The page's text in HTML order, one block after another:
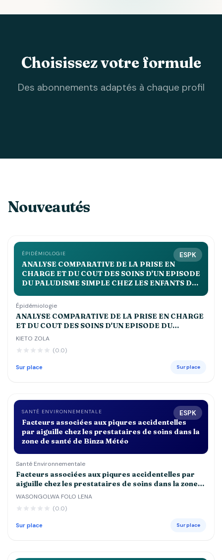
Choisissez votre formule
Des abonnements adaptés à chaque profil
Nouveautés
ESPK
ÉPIDÉMIOLOGIE
ANALYSE COMPARATIVE DE LA PRISE EN
CHARGE ET DU COUT DES SOINS D'UN EPISODE
DU PALUDISME SIMPLE CHEZ LES ENFANTS DE
st JOSEPH, ESENGO ET DEBORAH
Épidémiologie
ANALYSE COMPARATIVE DE LA PRISE EN CHARGE
ET DU COUT DES SOINS D'UN EPISODE DU
PALUDISME SIMPLE CHEZ LES ENFANTS DE MOINS
JOSEPH, ESENGO ET DEBORAH
KIETO ZOLA
(0.0)
Sur place Sur place
ESPK
SANTÉ ENVIRONNEMENTALE
Facteurs associées aux piqures accidentelles
par aiguille chez les prestataires de soins dans la
zone de santé de Binza Météo
Santé Environnementale
Facteurs associées aux piqures accidentelles par
aiguille chez les prestataires de soins dans la zone
de santé de Binza Météo
WASONGOLWA FOLO LENA
(0.0)
Sur place Sur place